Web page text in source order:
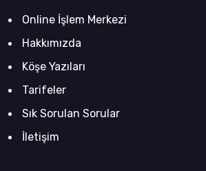
Online İşlem Merkezi
Hakkımızda
Köşe Yazıları
Tarifeler
Sık Sorulan Sorular
İletişim